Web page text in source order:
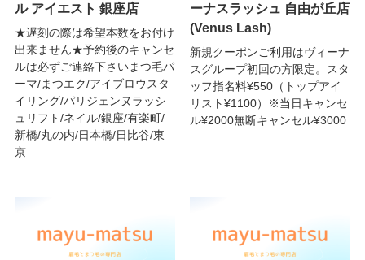
ル アイエスト 銀座店
★遅刻の際は希望本数をお付け
出来ません★予約後のキャンセ
ルは必ずご連絡下さいまつ毛パ
ーマ/まつエク/アイブロウスタ
イリング/パリジェンヌラッシ
ュリフト/ネイル/銀座/有楽町/
新橋/丸の内/日本橋/日比谷/東
京
ーナスラッシュ 自由が丘店
(Venus Lash)
新規クーポンご利用はヴィーナ
スグループ初回の方限定。スタ
ッフ指名料¥550（トップアイ
リスト¥1100）※当日キャンセ
ル¥2000無断キャンセル¥3000